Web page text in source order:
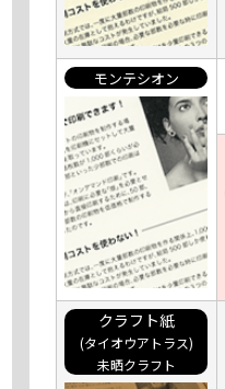
モンテシオン
クラフト紙
(タイオウアトラス)
未晒クラフト